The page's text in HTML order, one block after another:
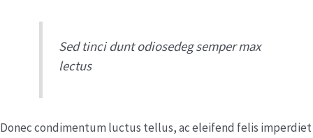
Sed tinci dunt odiosedeg semper max
lectus
Donec condimentum luctus tellus, ac eleifend felis imperdiet